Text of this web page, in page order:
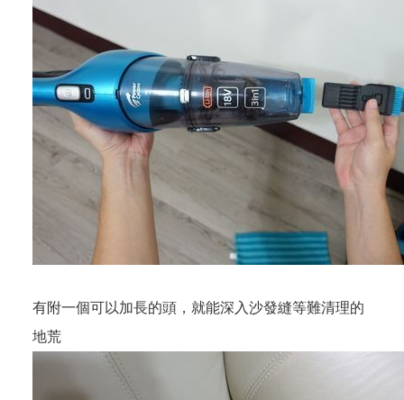
有附一個可以加長的頭，就能深入沙發縫等難清理的
地荒